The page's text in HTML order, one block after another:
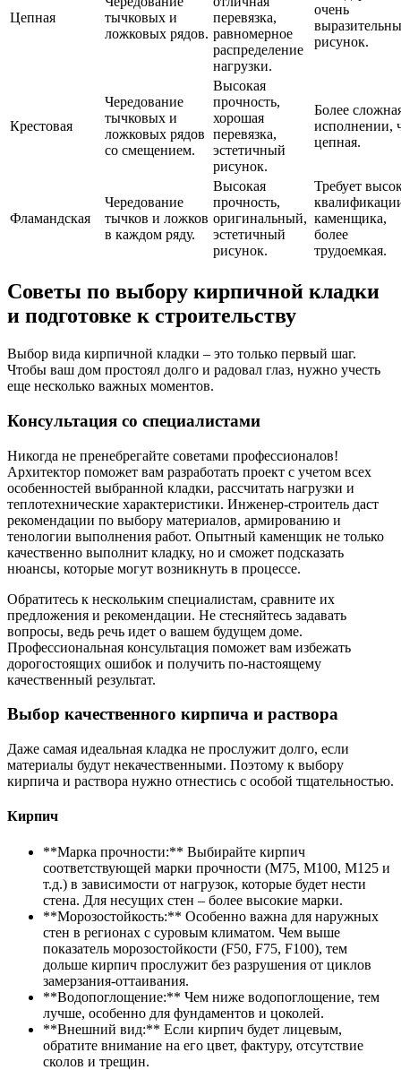
Цепная
тычковых и
ложковых рядов.
перевязка,
равномерное
распределение
нагрузки.
очень
рисунок.
Крестовая
Чередование
тычковых и
ложковых рядов
со смещением.
Высокая
прочность,
хорошая
перевязка,
эстетичный
рисунок.
Более
исполнении,
цепная.
Фламандская
Чередование
тычков и ложков
в каждом ряду.
Высокая
прочность,
оригинальный,
эстетичный
рисунок.
Требует
каменщика,
более
трудоемкая.
Советы по выбору кирпичной кладки
и подготовке к строительству
Выбор вида кирпичной кладки – это только первый шаг.
Чтобы ваш дом простоял долго и радовал глаз, нужно учесть
еще несколько важных моментов.
Консультация со специалистами
Никогда не пренебрегайте советами профессионалов!
Архитектор поможет вам разработать проект с учетом всех
особенностей выбранной кладки, рассчитать нагрузки и
теплотехнические характеристики. Инженер-строитель даст
рекомендации по выбору материалов, армированию и
тенологии выполнения работ. Опытный каменщик не только
качественно выполнит кладку, но и сможет подсказать
нюансы, которые могут возникнуть в процессе.
Обратитесь к нескольким специалистам, сравните их
предложения и рекомендации. Не стесняйтесь задавать
вопросы, ведь речь идет о вашем будущем доме.
Профессиональная консультация поможет вам избежать
дорогостоящих ошибок и получить по-настоящему
качественный результат.
Выбор качественного кирпича и раствора
Даже самая идеальная кладка не прослужит долго, если
материалы будут некачественными. Поэтому к выбору
кирпича и раствора нужно отнестись с особой тщательностью.
Кирпич
**Марка прочности:** Выбирайте кирпич
соответствующей марки прочности (М75, М100, М125 и
т.д.) в зависимости от нагрузок, которые будет нести
стена. Для несущих стен – более высокие марки.
**Морозостойкость:** Особенно важна для наружных
стен в регионах с суровым климатом. Чем выше
показатель морозостойкости (F50, F75, F100), тем
дольше кирпич прослужит без разрушения от циклов
замерзания-оттаивания.
**Водопоглощение:** Чем ниже водопоглощение, тем
лучше, особенно для фундаментов и цоколей.
**Внешний вид:** Если кирпич будет лицевым,
обратите внимание на его цвет, фактуру, отсутствие
сколов и трещин.